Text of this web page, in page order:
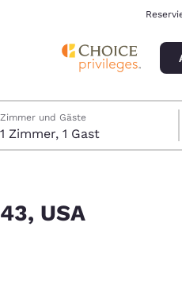
Zimmer und Gäste
1 Zimmer, 1 Gast
USA